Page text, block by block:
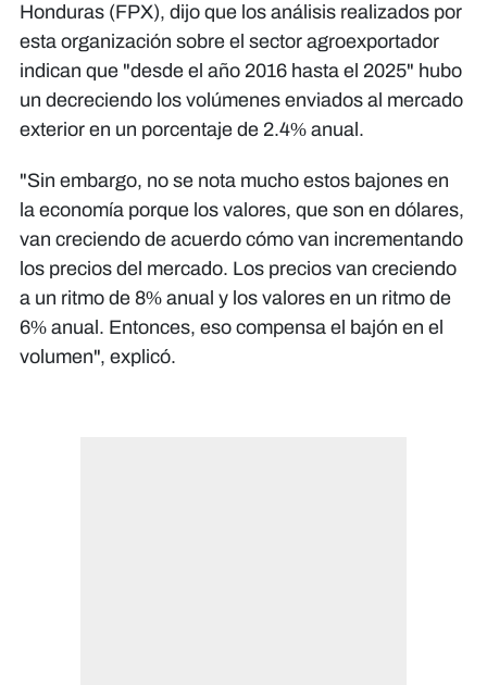
Honduras (FPX), dijo que los análisis realizados por
esta organización sobre el sector agroexportador
indican que "desde el año 2016 hasta el 2025" hubo
un decreciendo los volúmenes enviados al mercado
exterior en un porcentaje de 2.4% anual.
"Sin embargo, no se nota mucho estos bajones en
la economía porque los valores, que son en dólares,
van creciendo de acuerdo cómo van incrementando
los precios del mercado. Los precios van creciendo
a un ritmo de 8% anual y los valores en un ritmo de
6% anual. Entonces, eso compensa el bajón en el
volumen", explicó.